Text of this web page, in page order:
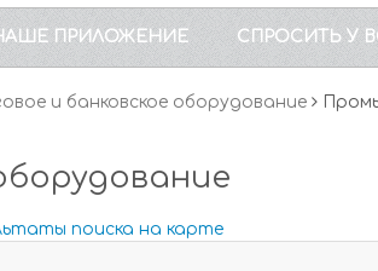
ПРИЛОЖЕНИЕ СПРОСИТЬ У
и банковское оборудование
поиска на карте